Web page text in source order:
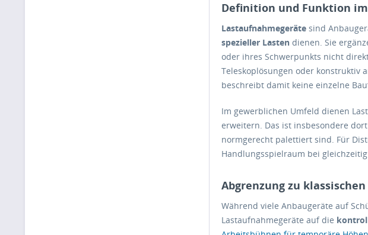
Definition und Funktion
Lastaufnahmegeräte sind
spezieller Lasten dienen. Sie
oder ihres Schwerpunkts nicht
Teleskoplösungen oder konstruktiv
beschreibt damit keine einzelne
Im gewerblichen Umfeld dienen
erweitern. Das ist insbesondere
normgerecht palettiert sind. Für
Handlungsspielraum bei
Abgrenzung zu
Während viele Anbaugeräte auf
Lastaufnahmegeräte auf die